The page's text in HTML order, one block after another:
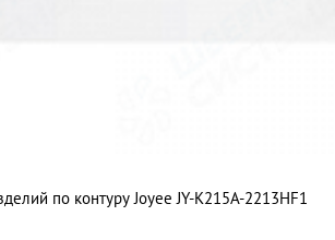
по контуру Joyee JY-K215A-2213HF1